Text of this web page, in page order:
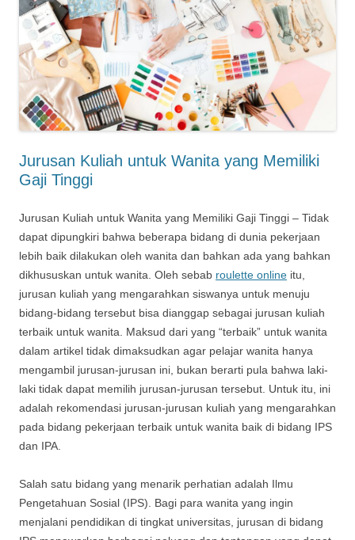
Jurusan Kuliah untuk Wanita yang Memiliki
Gaji Tinggi
Jurusan Kuliah untuk Wanita yang Memiliki Gaji Tinggi – Tidak
dapat dipungkiri bahwa beberapa bidang di dunia pekerjaan
lebih baik dilakukan oleh wanita dan bahkan ada yang bahkan
dikhususkan untuk wanita. Oleh sebab roulette online itu,
jurusan kuliah yang mengarahkan siswanya untuk menuju
bidang-bidang tersebut bisa dianggap sebagai jurusan kuliah
terbaik untuk wanita. Maksud dari yang “terbaik” untuk wanita
dalam artikel tidak dimaksudkan agar pelajar wanita hanya
mengambil jurusan-jurusan ini, bukan berarti pula bahwa laki-
laki tidak dapat memilih jurusan-jurusan tersebut. Untuk itu, ini
adalah rekomendasi jurusan-jurusan kuliah yang mengarahkan
pada bidang pekerjaan terbaik untuk wanita baik di bidang IPS
dan IPA.
Salah satu bidang yang menarik perhatian adalah Ilmu
Pengetahuan Sosial (IPS). Bagi para wanita yang ingin
menjalani pendidikan di tingkat universitas, jurusan di bidang